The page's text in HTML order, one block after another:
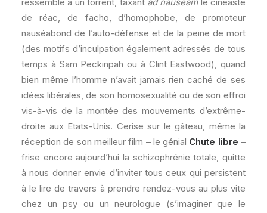
de réac, de facho, d’homophobe, de promoteur
nauséabond de l’auto-défense et de la peine de mort
(des motifs d’inculpation également adressés de tous
temps à Sam Peckinpah ou à Clint Eastwood), quand
bien même l’homme n’avait jamais rien caché de ses
idées libérales, de son homosexualité ou de son effroi
vis-à-vis de la montée des mouvements d’extrême-
droite aux Etats-Unis. Cerise sur le gâteau, même la
réception de son meilleur film – le génial Chute libre –
frise encore aujourd’hui la schizophrénie totale, quitte
à nous donner envie d’inviter tous ceux qui persistent
à le lire de travers à prendre rendez-vous au plus vite
chez un psy ou un neurologue (s’imaginer que le